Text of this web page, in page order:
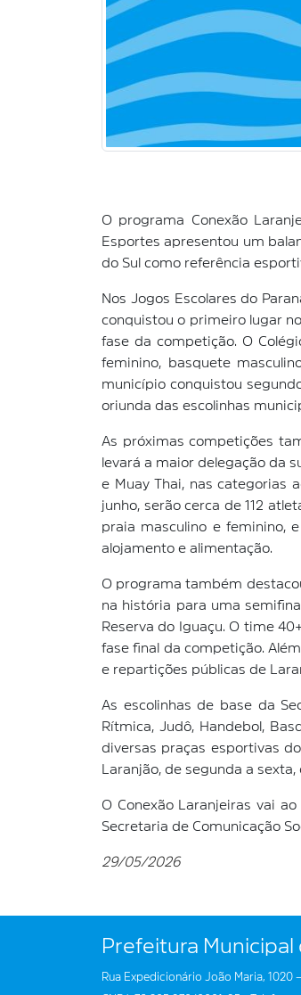
O programa Conexão
Esportes apresentou um
do Sul como referência
Nos Jogos Escolares do
conquistou o primeiro lugar
fase da competição. O
feminino, basquete
município conquistou
oriunda das escolinhas
As próximas competições
levará a maior delegação da
e Muay Thai, nas categorias
junho, serão cerca de 112
praia masculino e feminino,
alojamento e alimentação.
O programa também
na história para uma
Reserva do Iguaçu. O time
fase final da competição.
e repartições públicas de
As escolinhas de base da
Rítmica, Judô, Handebol,
diversas praças esportivas
Laranjão, de segunda a sexta,
O Conexão Laranjeiras vai
Secretaria de Comunicação
29/05/2026
Prefeitura Municipal
Rua Expedicionário João Maria, 1020